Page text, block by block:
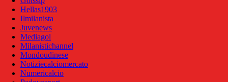
Hellas1903
Ilmilanista
Juvenews
Mediagol
Milanistichannel
Mondoudinese
Notiziecalciomercato
Numericalcio